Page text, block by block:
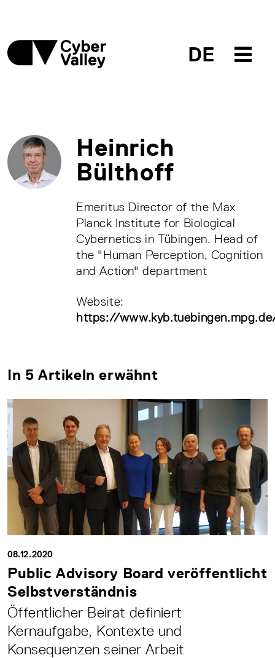
DE
Heinrich
Bülthoff
Emeritus Director of the Max
Planck Institute for Biological
Cybernetics in Tübingen. Head of
the "Human Perception, Cognition
and Action" department
Website:
https://
In 5 Artikeln erwähnt
08.12.2020
Public Advisory Board veröffentlicht
Selbstverständnis
Öffentlicher Beirat definiert
Kernaufgabe, Kontexte und
Konsequenzen seiner Arbeit